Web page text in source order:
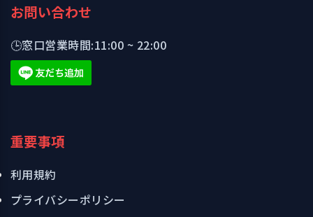
お問い合わせ
🕒窓口営業時間:11:00 ~ 22:00
重要事項
利用規約
プライバシーポリシー